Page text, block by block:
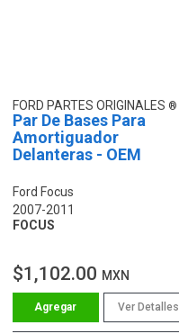
FORD PARTES ORIGINALES
Par De Bases Para
Amortiguador
Delanteras - OEM
Ford Focus
2007-2011
FOCUS
$1,102.00 MXN
Ver Detalles